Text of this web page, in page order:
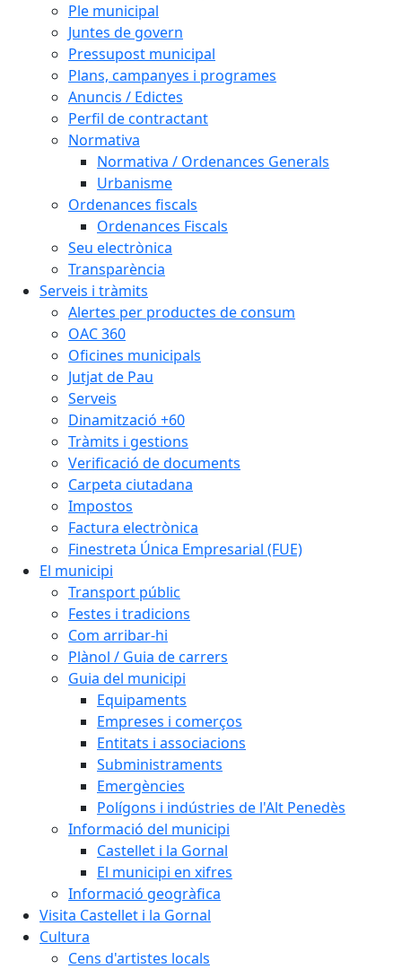
Ple municipal
Juntes de govern
Pressupost municipal
Plans, campanyes i programes
Anuncis / Edictes
Perfil de contractant
Normativa
Normativa / Ordenances Generals
Urbanisme
Ordenances fiscals
Ordenances Fiscals
Seu electrònica
Transparència
Serveis i tràmits
Alertes per productes de consum
OAC 360
Oficines municipals
Jutjat de Pau
Serveis
Dinamització +60
Tràmits i gestions
Verificació de documents
Carpeta ciutadana
Impostos
Factura electrònica
Finestreta Única Empresarial (FUE)
El municipi
Transport públic
Festes i tradicions
Com arribar-hi
Plànol / Guia de carrers
Guia del municipi
Equipaments
Empreses i comerços
Entitats i associacions
Subministraments
Emergències
Polígons i indústries de l'Alt Penedès
Informació del municipi
Castellet i la Gornal
El municipi en xifres
Informació geogràfica
Visita Castellet i la Gornal
Cultura
Cens d'artistes locals